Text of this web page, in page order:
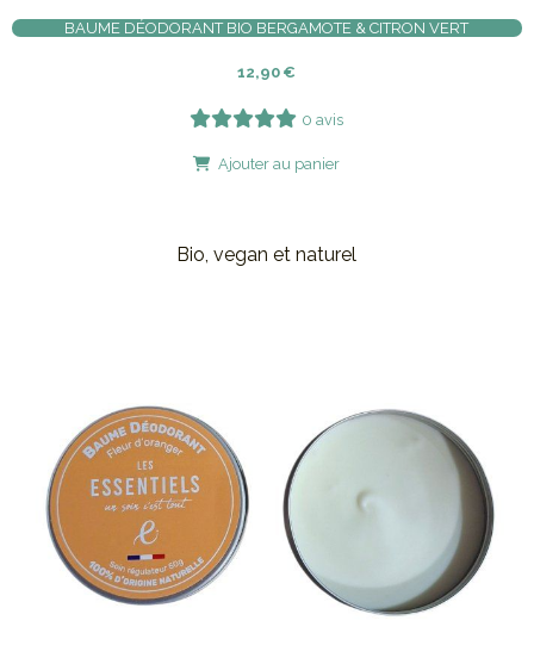
BAUME DÉODORANT BIO BERGAMOTE & CITRON VERT
12,90 €
0 avis
Ajouter au panier
Bio, vegan et naturel